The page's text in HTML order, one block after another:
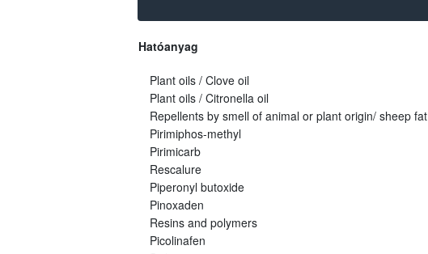
Hatóanyag
Plant oils / Clove oil
Plant oils / Citronella oil
Repellents by smell of animal or plant origin/ sheep fat
Pirimiphos-methyl
Pirimicarb
Rescalure
Piperonyl butoxide
Pinoxaden
Resins and polymers
Picolinafen